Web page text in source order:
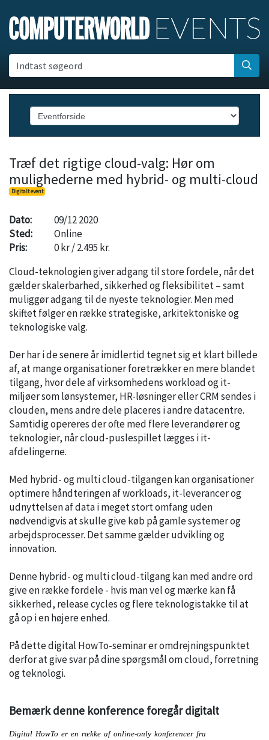
Indtast søgeord
Træf det rigtige cloud-valg: Hør om
mulighederne med hybrid- og multi-cloud
Digitalt event
Dato:
09/12 2020
Sted:
Online
Pris:
0 kr / 2.495 kr.
Cloud-teknologien giver adgang til store fordele, når det
gælder skalerbarhed, sikkerhed og fleksibilitet – samt
muliggør adgang til de nyeste teknologier. Men med
skiftet følger en række strategiske, arkitektoniske og
teknologiske valg.
Der har i de senere år imidlertid tegnet sig et klart billede
af, at mange organisationer foretrækker en mere blandet
tilgang, hvor dele af virksomhedens workload og it-
miljøer som lønsystemer, HR-løsninger eller CRM sendes i
clouden, mens andre dele placeres i andre datacentre.
Samtidig opereres der ofte med flere leverandører og
teknologier, når cloud-puslespillet lægges i it-
afdelingerne.
Med hybrid- og multi cloud-tilgangen kan organisationer
optimere håndteringen af workloads, it-leverancer og
udnyttelsen af data i meget stort omfang uden
nødvendigvis at skulle give køb på gamle systemer og
arbejdsprocesser. Det samme gælder udvikling og
innovation.
Denne hybrid- og multi cloud-tilgang kan med andre ord
give en række fordele - hvis man vel og mærke kan få
sikkerhed, release cycles og flere teknologistakke til at
gå op i en højere enhed.
På dette digital HowTo-seminar er omdrejningspunktet
derfor at give svar på dine spørgsmål om cloud, forretning
og teknologi.
Bemærk denne konference foregår digitalt
Digital HowTo er en række af online-only konferencer fra